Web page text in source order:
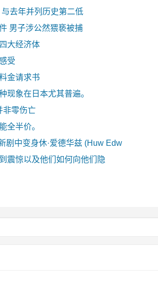
去年并列历史第二低
男子涉公然猥亵被捕
大经济体
受
金请求书
现象在日本尤其普遍。
非零伤亡
全半价。
剧中变身休·爱德华兹 (Huw Edw
震惊以及他们如何向他们隐